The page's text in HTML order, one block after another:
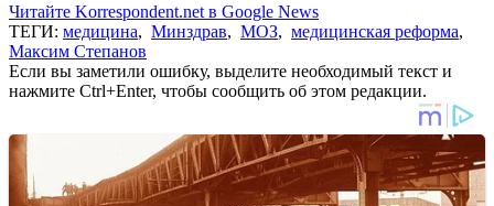
Читайте Korrespondent.net в Google News
ТЕГИ: медицина, Минздрав, МОЗ, медицинская реформа,
Максим Степанов
Если вы заметили ошибку, выделите необходимый текст и
нажмите Ctrl+Enter, чтобы сообщить об этом редакции.